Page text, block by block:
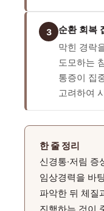
3
순환 회복
막힌 경락
도모하는
통증이 집
고려하여
한 줄 정리
신경통·저림
임상경력을 바
파악한 뒤 체질